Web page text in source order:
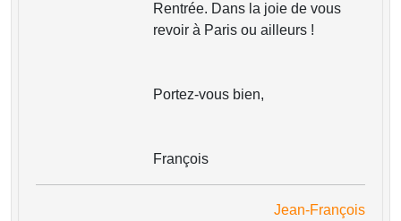
Rentrée. Dans la joie de vous
revoir à Paris ou ailleurs !
Portez-vous bien,
François
Jean-François